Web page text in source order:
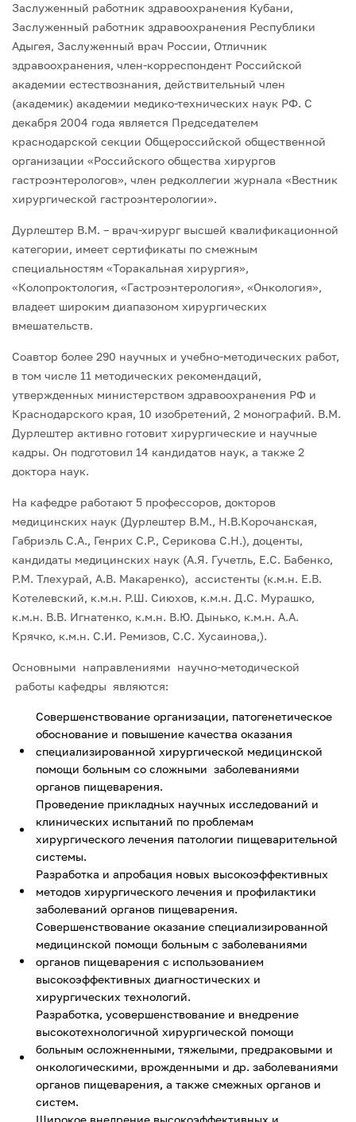
Заслуженный работник здравоохранения Кубани,
Заслуженный работник здравоохранения Республики
Адыгея, Заслуженный врач России, Отличник
здравоохранения, член-корреспондент Российской
академии естествознания, действительный член
(академик) академии медико-технических наук РФ. С
декабря 2004 года является Председателем
краснодарской секции Общероссийской общественной
организации «Российского общества хирургов
гастроэнтерологов», член редколлегии журнала «Вестник
хирургической гастроэнтерологии».
Дурлештер В.М. – врач-хирург высшей квалификационной
категории, имеет сертификаты по смежным
специальностям «Торакальная хирургия»,
«Колопроктология, «Гастроэнтерология», «Онкология»,
владеет широким диапазоном хирургических
вмешательств.
Соавтор более 290 научных и учебно-методических работ,
в том числе 11 методических рекомендаций,
утвержденных министерством здравоохранения РФ и
Краснодарского края, 10 изобретений, 2 монографий. В.М.
Дурлештер активно готовит хирургические и научные
кадры. Он подготовил 14 кандидатов наук, а также 2
доктора наук.
На кафедре работают 5 профессоров, докторов
медицинских наук (Дурлештер В.М., Н.В.Корочанская,
Габриэль С.А., Генрих С.Р., Серикова С.Н.), доценты,
кандидаты медицинских наук (А.Я. Гучетль, Е.С. Бабенко,
Р.М. Тлехурай, А.В. Макаренко), ассистенты (к.м.н. Е.В.
Котелевский, к.м.н. Р.Ш. Сиюхов, к.м.н. Д.С. Мурашко,
к.м.н. В.В. Игнатенко, к.м.н. В.Ю. Дынько, к.м.н. А.А.
Крячко, к.м.н. С.И. Ремизов, С.С. Хусаинова,).
Основными направлениями научно-методической
работы кафедры являются:
Совершенствование организации, патогенетическое
обоснование и повышение качества оказания
специализированной хирургической медицинской
помощи больным со сложными заболеваниями
органов пищеварения.
Проведение прикладных научных исследований и
клинических испытаний по проблемам
хирургического лечения патологии пищеварительной
системы.
Разработка и апробация новых высокоэффективных
методов хирургического лечения и профилактики
заболеваний органов пищеварения.
Совершенствование оказание специализированной
медицинской помощи больным с заболеваниями
органов пищеварения с использованием
высокоэффективных диагностических и
хирургических технологий.
Разработка, усовершенствование и внедрение
высокотехнологичной хирургической помощи
больным осложненными, тяжелыми, предраковыми и
онкологическими, врожденными и др. заболеваниями
органов пищеварения, а также смежных органов и
систем.
Широкое внедрение высокоэффективных и